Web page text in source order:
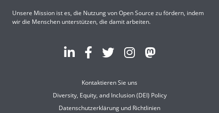
Unsere Mission ist es, die Nutzung von Open Source zu fördern, indem
wir die Menschen unterstützen, die damit arbeiten.
Kontaktieren Sie uns
Diversity, Equity, and Inclusion (DEI) Policy
Datenschutzerklärung und Richtlinien